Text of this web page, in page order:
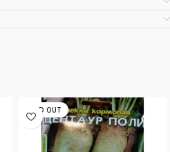
SOLD OUT